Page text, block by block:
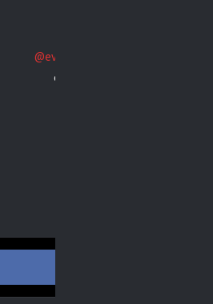
@evd_jungfuechse
Halbfinale!
eiskalt, gnadenlos – hier sind